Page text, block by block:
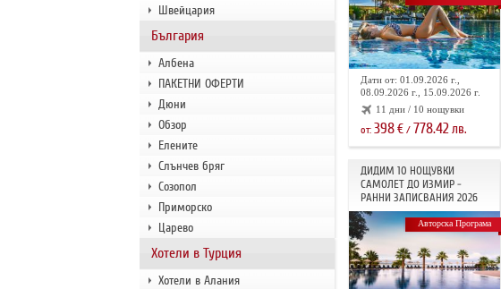
Швейцария
България
Албена
ПАКЕТНИ ОФЕРТИ
Дюни
Обзор
Елените
Слънчев бряг
Созопол
Приморско
Царево
Хотели в Турция
Хотели в Алания
Дати от: 01.09.2026 г.,
08.09.2026 г., 15.09.2026 г.
11 дни / 10 нощувки
от: 398€/ 778.42лв.
ДИДИМ 10 НОЩУВКИ
САМОЛЕТ ДО ИЗМИР -
РАННИ ЗАПИСВАНИЯ 2026
Авторска Програма